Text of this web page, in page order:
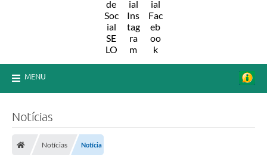
MENU
Notícias
Notícias Notícia